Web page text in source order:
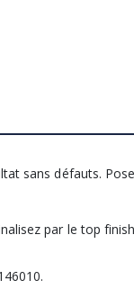
sans défauts.
par le top